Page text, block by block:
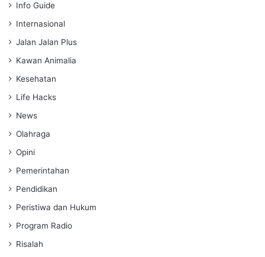
Info Guide
Internasional
Jalan Jalan Plus
Kawan Animalia
Kesehatan
Life Hacks
News
Olahraga
Opini
Pemerintahan
Pendidikan
Peristiwa dan Hukum
Program Radio
Risalah